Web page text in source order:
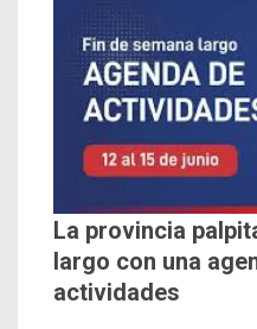
La provincia
largo con una
actividades